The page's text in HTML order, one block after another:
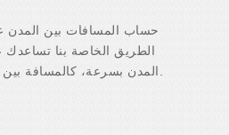
حساب المسافات بين المدن
الطريق الخاصة بنا تساعدك